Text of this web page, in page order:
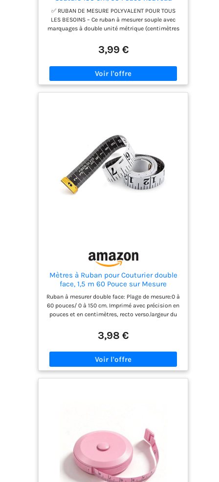
✅ RUBAN DE MESURE POLYVALENT POUR TOUS
LES BESOINS – Ce ruban à mesurer souple avec
marquages à double unité métrique (centimètres
corporelles et le suivi de la perte de poids. ✅
DURABLE ET SOUPLE – Conçu dans un matériau
ne se déforme pas. Parfait pour mesurer les
surfaces incurvées ou plates, dont les tours de
clairs et précis à chaque fois. ✅ COMPACT – Ce
mètre-ruban léger et peu encombrant est livré
dans une boîte de rangement pratique. Parfait
pour les mesures en déplacement, les projets de
bricolage, le suivi du poids ou les vêtements pour
enfants. ✅ DURABLE – Les extrémités métalliques
de ce ruban à mesurer empêchent l'effilochage et
garantissent que le ruban reste en excellent état.
3,99 €
Mètres à Ruban pour Couturier double
face, 1,5 m 60 Pouce sur Mesure
Couturière Tissu Règle, La Blanc
Mesure Ruban 1 Pièces
Ruban à mesurer double face: Plage de mesure:0 à
60 pouces/ 0 à 150 cm. Imprimé avec précision en
pouces et en centimètres, recto verso.largeur du
mesure du corps, couture, tailleur. Matériau du
mètres à ruban: ruban en vinyle premium, qui est
et confortable, qui n'est pas facile à casser,
durable et a une longue durée de vie. Adapté pour
le mettre en butée contre l’élément que vous
mesurez ; le métal permet également d’éviter
l’effilochage. L'outil de mesure parfait: Le ruban à
mesurer convient aux tailleurs, aux créateurs de
mode, à la couture à la main, à la maison, peut
également être utilisé pour mesurer les
3,98 €